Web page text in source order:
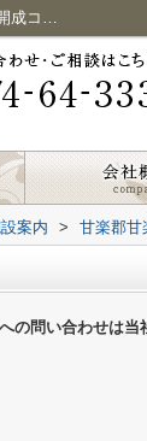
甘楽郡甘楽町のスーパー一覧ページ｜富岡市周辺で空き家や不動産買取のご相談なら株式会社開成コーポレーションまで
案内 > 甘楽郡甘
問い合わせは当